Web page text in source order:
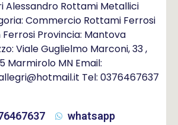
Alessandro Rottami Metallici
Commercio Rottami Ferrosi
Ferrosi Provincia: Mantova
Viale Guglielmo Marconi, 33 ,
Marmirolo MN Email:
Tel: 0376467637
whatsapp